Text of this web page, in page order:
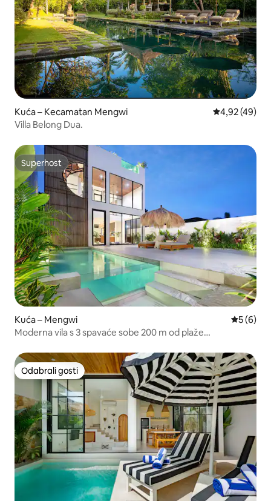
Kuća – Kecamatan Mengwi Prosječna
4,92 (49)
Villa Belong Dua.
Superhost
Superhost
Kuća – Mengwi
5 (6)
Moderna vila s 3 spavaće sobe 200 m od plaže
Odabrali gosti
Odabrali gosti